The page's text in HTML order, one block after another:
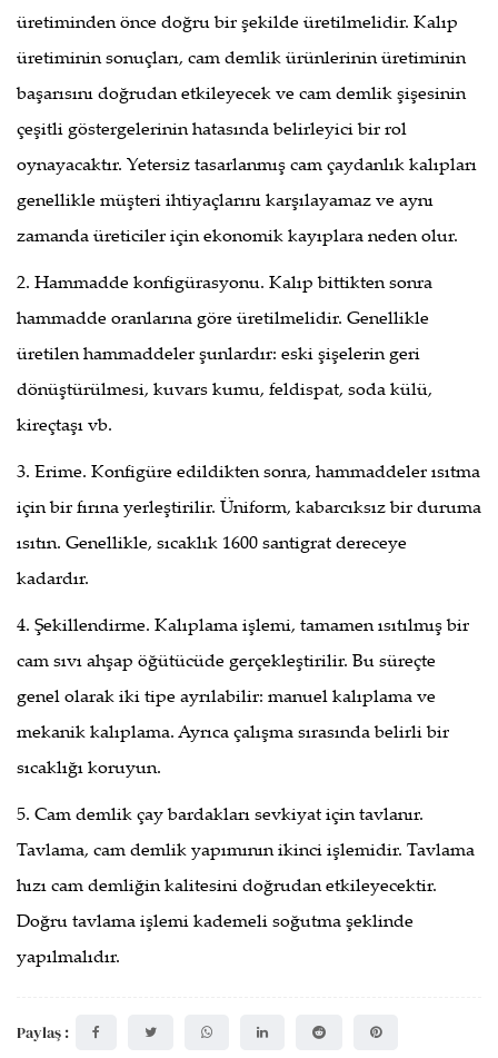
üretiminden önce doğru bir şekilde üretilmelidir. Kalıp
üretiminin sonuçları, cam demlik ürünlerinin üretiminin
başarısını doğrudan etkileyecek ve cam demlik şişesinin
çeşitli göstergelerinin hatasında belirleyici bir rol
oynayacaktır. Yetersiz tasarlanmış cam çaydanlık kalıpları
genellikle müşteri ihtiyaçlarını karşılayamaz ve aynı
zamanda üreticiler için ekonomik kayıplara neden olur.
2. Hammadde konfigürasyonu. Kalıp bittikten sonra
hammadde oranlarına göre üretilmelidir. Genellikle
üretilen hammaddeler şunlardır: eski şişelerin geri
dönüştürülmesi, kuvars kumu, feldispat, soda külü,
kireçtaşı vb.
3. Erime. Konfigüre edildikten sonra, hammaddeler ısıtma
için bir fırına yerleştirilir. Üniform, kabarcıksız bir duruma
ısıtın. Genellikle, sıcaklık 1600 santigrat dereceye
kadardır.
4. Şekillendirme. Kalıplama işlemi, tamamen ısıtılmış bir
cam sıvı ahşap öğütücüde gerçekleştirilir. Bu süreçte
genel olarak iki tipe ayrılabilir: manuel kalıplama ve
mekanik kalıplama. Ayrıca çalışma sırasında belirli bir
sıcaklığı koruyun.
5. Cam demlik çay bardakları sevkiyat için tavlanır.
Tavlama, cam demlik yapımının ikinci işlemidir. Tavlama
hızı cam demliğin kalitesini doğrudan etkileyecektir.
Doğru tavlama işlemi kademeli soğutma şeklinde
yapılmalıdır.
Paylaş :